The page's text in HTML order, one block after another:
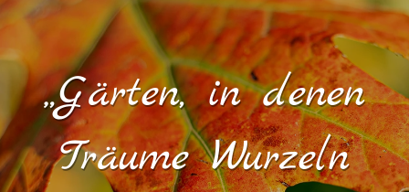
„Gärten, in denen
Träume Wurzeln